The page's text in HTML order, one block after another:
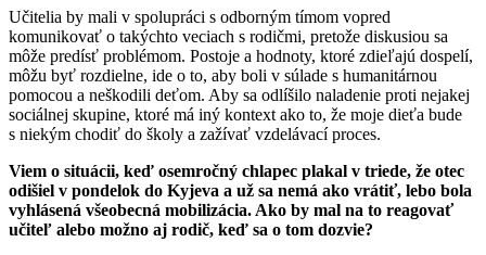
Učitelia by mali v spolupráci s odborným tímom vopred
komunikovať o takýchto veciach s rodičmi, pretože diskusiou sa
môže predísť problémom. Postoje a hodnoty, ktoré zdieľajú dospelí,
môžu byť rozdielne, ide o to, aby boli v súlade s humanitárnou
pomocou a neškodili deťom. Aby sa odlíšilo naladenie proti nejakej
sociálnej skupine, ktoré má iný kontext ako to, že moje dieťa bude
s niekým chodiť do školy a zažívať vzdelávací proces.
Viem o situácii, keď osemročný chlapec plakal v triede, že otec
odišiel v pondelok do Kyjeva a už sa nemá ako vrátiť, lebo bola
vyhlásená všeobecná mobilizácia. Ako by mal na to reagovať
učiteľ alebo možno aj rodič, keď sa o tom dozvie?